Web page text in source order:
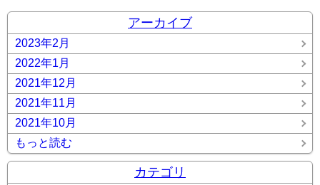
アーカイブ
2023年2月
2022年1月
2021年12月
2021年11月
2021年10月
もっと読む
カテゴリ